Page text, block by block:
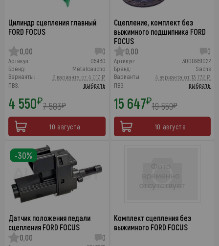
Цилиндр сцепления главный
FORD FOCUS
0,00 0
Артикул:
05930
Бренд:
Metalcaucho
Варианты:
2 варианта от 4 017 ₽
ПВЗ:
выбрать
4 550₽7 583₽
10 августа
Сцепление, комплект без
выжимного подшипника FORD
FOCUS
0,00
0
Артикул:
3000951022
Бренд:
Sachs
Варианты:
4 варианта от 13 732 ₽
ПВЗ:
выбрать
15 647₽19 559₽
10 августа
Датчик положения педали
сцепления FORD FOCUS
0,00
0
-30%
Комплект сцепления без
выжимного FORD FOCUS